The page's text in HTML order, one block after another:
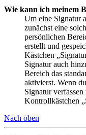
Wie kann ich meinem
Um eine Signatur
zunächst eine
persönlichen
erstellt und
Kästchen
Signatur auch
Bereich das
aktivierst. Wenn
Signatur
Kontrollkästchen
Nach oben